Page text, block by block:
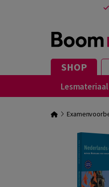
SHOP
Lesmateriaal